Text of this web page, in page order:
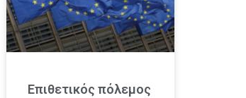
Επιθετικός πόλεμος